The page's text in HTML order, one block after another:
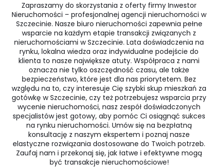
Zapraszamy do skorzystania z oferty firmy Inwestor
Nieruchomości – profesjonalnej agencji nieruchomości w
Szczecinie. Nasze biuro nieruchomości zapewnia pełne
wsparcie na każdym etapie transakcji związanych z
nieruchomościami w Szczecinie. Lata doświadczenia na
rynku, lokalna wiedza oraz indywidualne podejście do
klienta to nasze największe atuty. Współpraca z nami
oznacza nie tylko oszczędność czasu, ale także
bezpieczeństwo, które jest dla nas priorytetem. Bez
względu na to, czy interesuje Cię szybki skup mieszkań za
gotówkę w Szczecinie, czy też potrzebujesz wsparcia przy
wycenie nieruchomości, nasz zespół doświadczonych
specjalistów jest gotowy, aby pomóc Ci osiągnąć sukces
na rynku nieruchomości. Umów się na bezpłatną
konsultację z naszym ekspertem i poznaj nasze
elastyczne rozwiązania dostosowane do Twoich potrzeb.
Zaufaj nam i przekonaj się, jak łatwe i efektywne mogą
być transakcje nieruchomościowe!